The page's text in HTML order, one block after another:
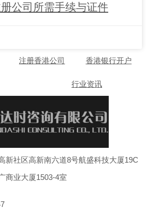
公司所需手续与证件
注册香港公司 香港银行开户
行业资讯
新社区高新南六道8号航盛科技大厦19C
商业大厦1503-4室